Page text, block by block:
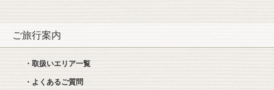
ご旅行案内
・取扱いエリア一覧
・よくあるご質問